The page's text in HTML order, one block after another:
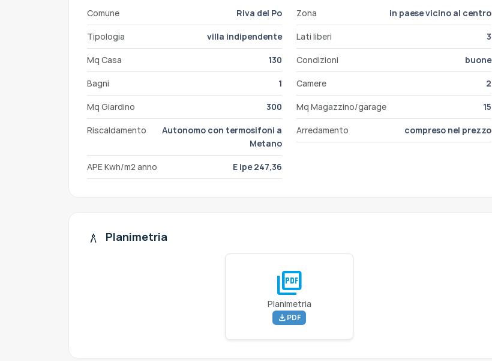
Comune Riva del Po Zona in paese vicino al centro
Tipologia villa indipendente Lati liberi 3
Mq Casa 130 Condizioni buone
Bagni 1 Camere 2
Mq Giardino 300 Mq Magazzino/garage 15
Riscaldamento
Autonomo con termosifoni a
Metano
Arredamento compreso nel prezzo
APE Kwh/m2 anno E ipe 247,36
architecture Planimetria
picture_as_pdf
Planimetria
downloadPDF